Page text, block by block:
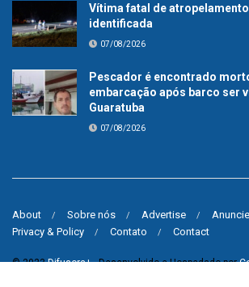
Vítima fatal de atropelamento
identificada
07/08/2026
Pescador é encontrado
embarcação após barco ser
Guaratuba
07/08/2026
About Sobre nós Advertise
Anuncie
Privacy & Policy
Contato Contact
© 2023Difusora+- Desenvolvido e Hospedado por